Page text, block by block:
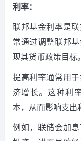
利率：
联邦基金利率是
常通过调整联邦
现其货币政策目标。
提高利率通常用
济增长。这种利
本，从而影响支出
例如，联储会加